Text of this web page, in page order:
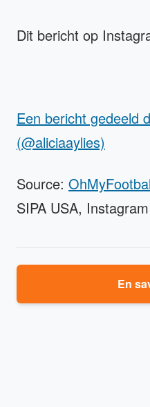
Dit bericht op
Een bericht gedeeld
(@aliciaaylies)
Source:
SIPA USA, Instagram
En